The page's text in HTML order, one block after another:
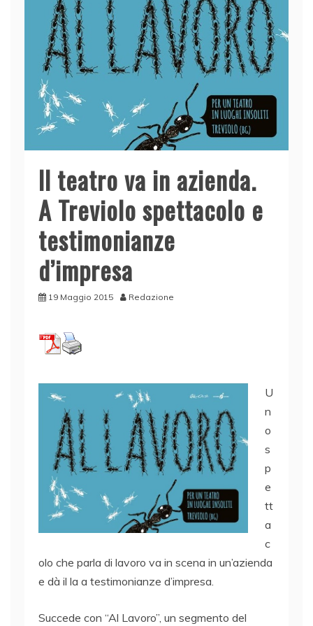
Il teatro va in azienda.
A Treviolo spettacolo e
testimonianze
d’impresa
19 Maggio 2015 Redazione
U
n
o
s
p
e
tt
a
c
olo che parla di lavoro va in scena in un’azienda
e dà il la a testimonianze d’impresa.
Succede con “Al Lavoro”, un segmento del